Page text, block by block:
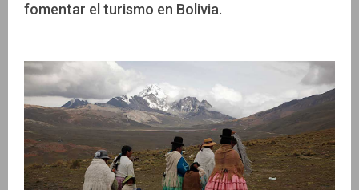
fomentar el turismo en Bolivia.